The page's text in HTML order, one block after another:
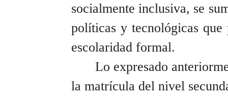
socialmente inclusiva, se
políticas y tecnológicas que
escolaridad formal.
Lo expresado
la matrícula del nivel